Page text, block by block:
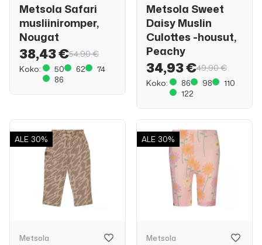
Metsola Safari
musliiniromper,
Nougat
38,43 €54,90 €
Koko:
50 62
74
86
Metsola Sweet
Daisy Muslin
Culottes -housut,
Peachy
34,93 €49,90 €
Koko:
86 98
110
122
ALE 30%
Metsola
ALE 30%
Metsola